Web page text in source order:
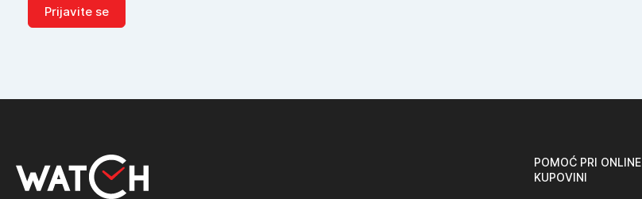
Prijavite se
POMOĆ PRI ONLINE
KUPOVINI